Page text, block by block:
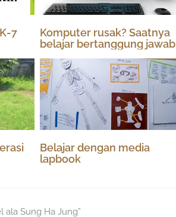
7
Komputer rusak? Saatnya
belajar bertanggung jawab
Belajar dengan media
lapbook
ala Sung Ha Jung”